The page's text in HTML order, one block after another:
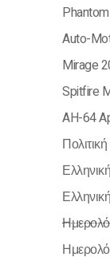
Phantom
Auto-
Mirage
Spitfire
AH-64